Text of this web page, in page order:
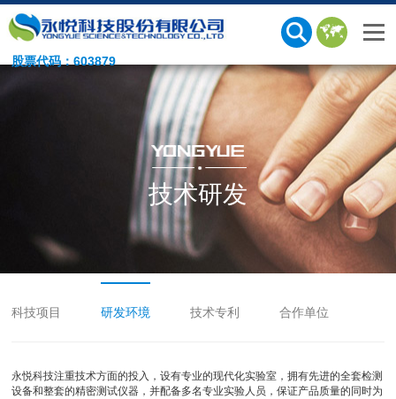
股票代码：603879
技术研发
科技项目 研发环境 技术专利 合作单位
永悦科技注重技术方面的投入，设有专业的现代化实验室，拥有先进的全套检测
设备和整套的精密测试仪器，并配备多名专业实验人员，保证产品质量的同时为